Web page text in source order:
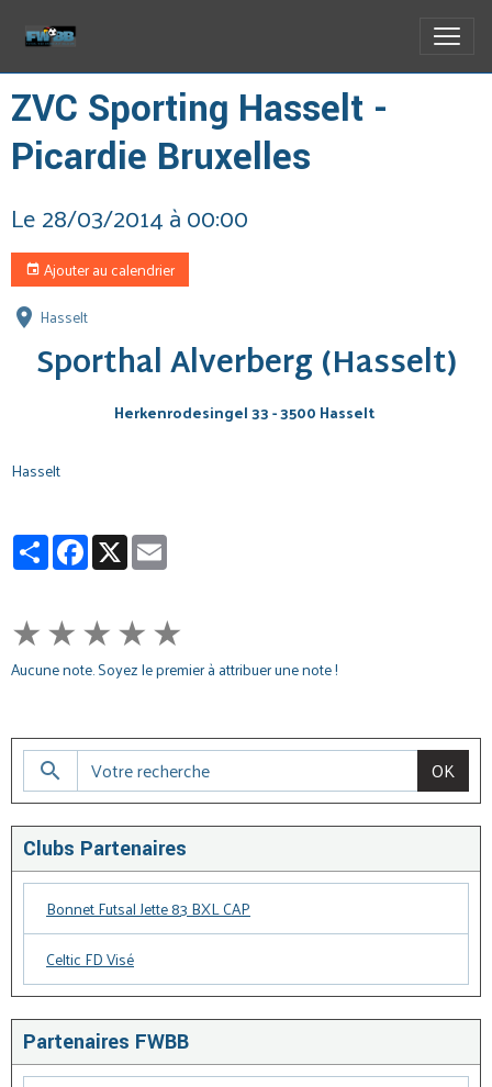
ZVC Sporting Hasselt -
Picardie Bruxelles
Le 28/03/2014à 00:00
Ajouter au calendrier
Hasselt
Sporthal Alverberg (Hasselt)
Herkenrodesingel 33 - 3500 Hasselt
Hasselt
PartagerFacebook
X
★★★★★
Aucune note. Soyez le premier à attribuer une note !
OK
Clubs Partenaires
Bonnet Futsal Jette 83 BXL CAP
Celtic FD Visé
Partenaires FWBB